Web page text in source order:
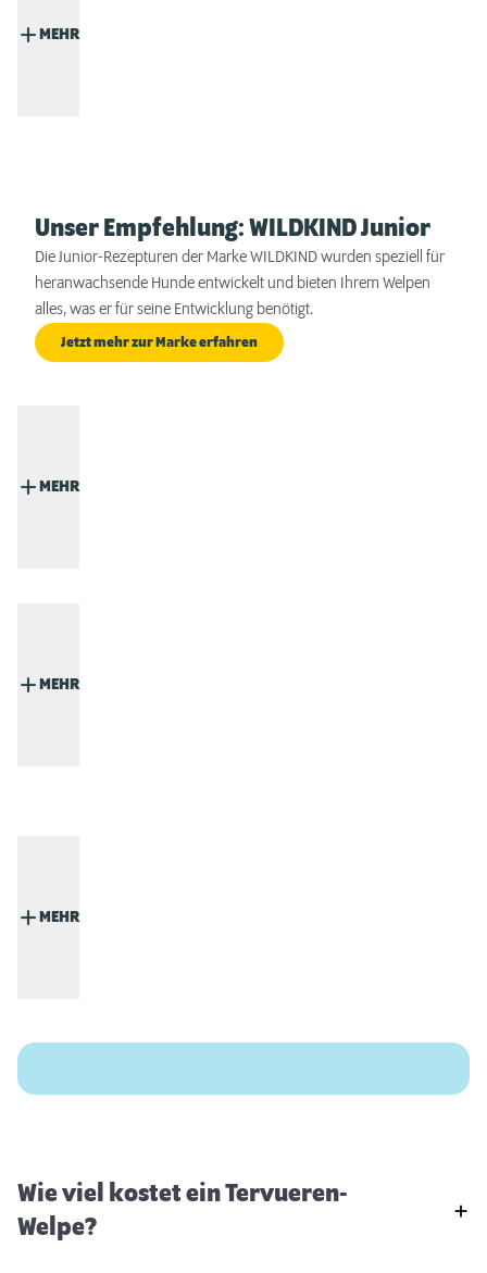
MEHR
Unser Empfehlung: WILDKIND Junior
Die Junior-Rezepturen der Marke WILDKIND wurden speziell für
heranwachsende Hunde entwickelt und bieten Ihrem Welpen
alles, was er für seine Entwicklung benötigt.
Jetzt mehr zur Marke erfahren
MEHR
MEHR
MEHR
Wie viel kostet ein Tervueren-
Welpe?